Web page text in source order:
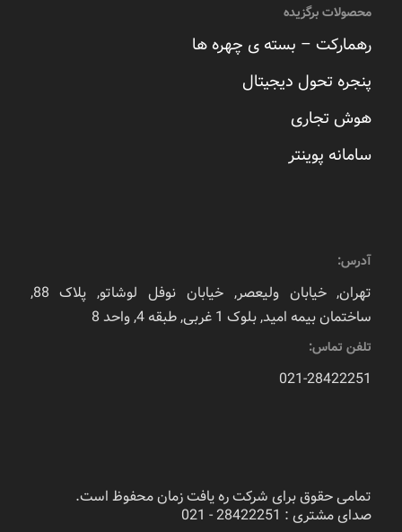
محصولات برگزیده
رهمارکت – بسته ی چهره ها
پنجره تحول دیجیتال
هوش تجاری
سامانه پوینتر
آدرس:
تهران, خیابان ولیعصر, خیابان نوفل لوشاتو, پلاک 88,
ساختمان بیمه امید, بلوک 1 غربی, طبقه 4, واحد 8
تلفن تماس:
021-28422251
تمامی حقوق برای شرکت ره یافت زمان محفوظ است.
صدای مشتری : 28422251 - 021